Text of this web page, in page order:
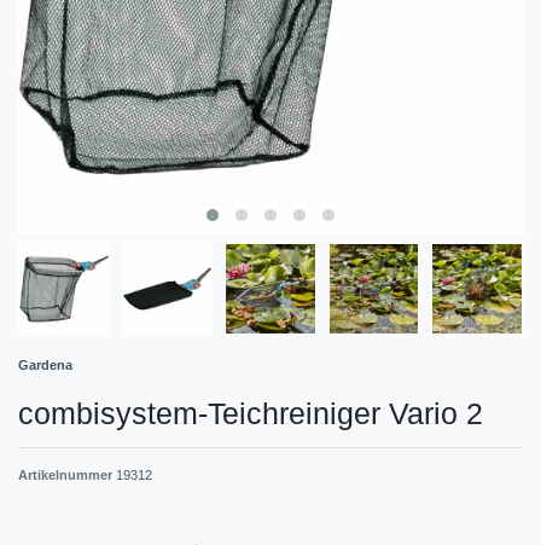
Gardena
combisystem-Teichreiniger Vario 2
Artikelnummer 19312